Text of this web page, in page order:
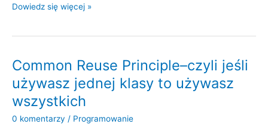
Dobrze
powinien
wprowadzać
w
błąd
Dowiedz się więcej »
Common Reuse Principle–czyli jeśli
używasz jednej klasy to używasz
wszystkich
0 komentarzy / Programowanie